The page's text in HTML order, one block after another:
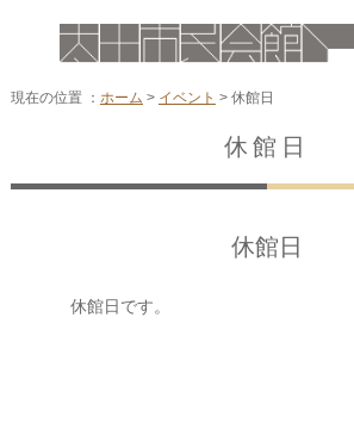
現在の位置 ： ホーム > イベント > 休館日
休館日
休館日
休館日です。